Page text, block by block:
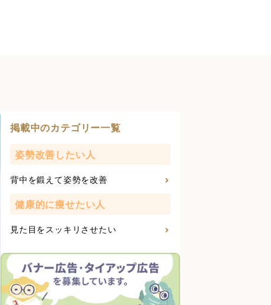
掲載中のカテゴリー一覧
姿勢改善したい人
背中を鍛えて姿勢を改善
健康的に痩せたい人
見た目をスッキリさせたい